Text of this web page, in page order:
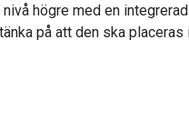
högre med en
på att den ska